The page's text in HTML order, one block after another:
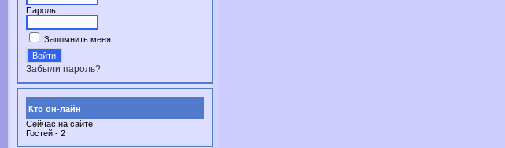
Пароль
Запомнить меня
Забыли пароль?
Кто он-лайн
Сейчас на сайте:
Гостей - 2